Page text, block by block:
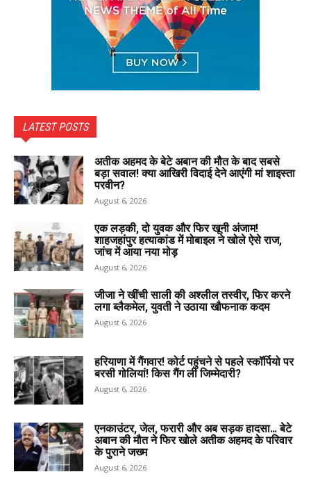
LATEST POSTS
अतीक अहमद के बेटे अबान की मौत के बाद सबसे
बड़ा सवाल! क्या आखिरी विदाई देने आएंगी मां शाइस्ता
परवीन?
August 6, 2026
एक लड़की, दो युवक और फिर खूनी अंजाम!
शाहजहांपुर हत्याकांड में मोबाइल ने खोले ऐसे राज,
जांच में आया नया मोड़
August 6, 2026
जीजा ने खींची साली की अश्लील तस्वीर, फिर करने
लगा ब्लैकमेल, युवती ने उठाया खौफनाक कदम
August 6, 2026
हरियाणा में गैंगवार! कोर्ट पहुंचने से पहले स्कॉर्पियो पर
बरसी गोलियां! किस गैंग ली जिम्मेदारी?
August 6, 2026
एनकाउंटर, जेल, फरारी और अब सड़क हादसा… बेटे
अबान की मौत ने फिर खोले अतीक अहमद के परिवार
के पुराने जख्म
August 6, 2026